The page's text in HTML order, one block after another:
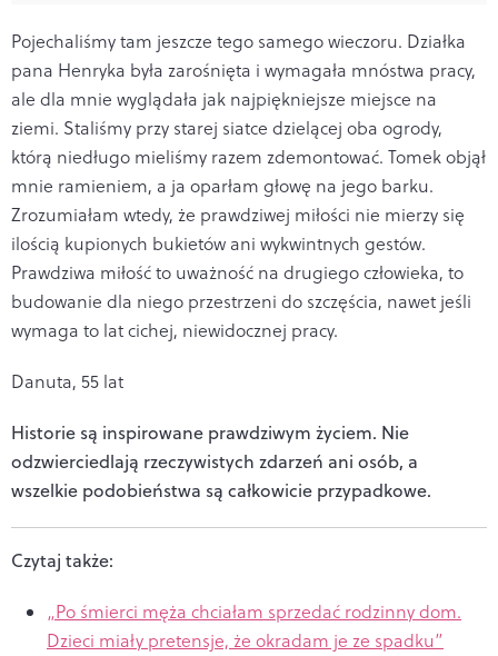
Pojechaliśmy tam jeszcze tego samego wieczoru. Działka
pana Henryka była zarośnięta i wymagała mnóstwa pracy,
ale dla mnie wyglądała jak najpiękniejsze miejsce na
ziemi. Staliśmy przy starej siatce dzielącej oba ogrody,
którą niedługo mieliśmy razem zdemontować. Tomek objął
mnie ramieniem, a ja oparłam głowę na jego barku.
Zrozumiałam wtedy, że prawdziwej miłości nie mierzy się
ilością kupionych bukietów ani wykwintnych gestów.
Prawdziwa miłość to uważność na drugiego człowieka, to
budowanie dla niego przestrzeni do szczęścia, nawet jeśli
wymaga to lat cichej, niewidocznej pracy.
Danuta, 55 lat
Historie są inspirowane prawdziwym życiem. Nie
odzwierciedlają rzeczywistych zdarzeń ani osób, a
wszelkie podobieństwa są całkowicie przypadkowe.
Czytaj także:
„Po śmierci męża chciałam sprzedać rodzinny dom.
Dzieci miały pretensje, że okradam je ze spadku”